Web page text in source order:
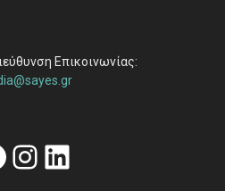
Επικοινωνίας:
Instagram
Linkedin